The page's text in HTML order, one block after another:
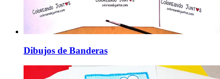
Dibujos de Banderas